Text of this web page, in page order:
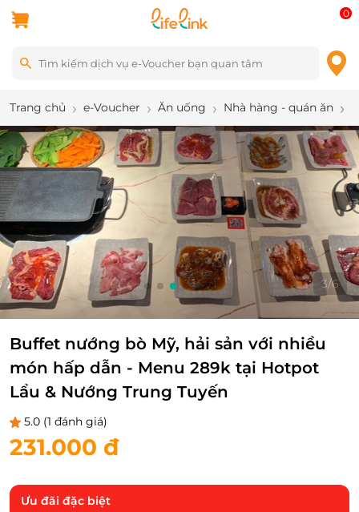
0
Trang chủ e-Voucher Ăn uống Nhà hàng - quán ăn
4/6
Buffet nướng bò Mỹ, hải sản với nhiều
món hấp dẫn - Menu 289k tại Hotpot
Lẩu & Nướng Trung Tuyến
5.0 (1 đánh giá)
231.000 đ
Ưu đãi đặc biệt